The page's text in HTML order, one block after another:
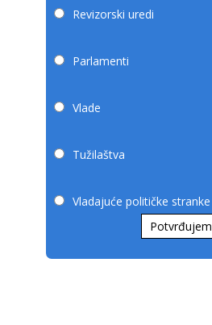
Revizorski uredi
Parlamenti
Vlade
Tužilaštva
Vladajuće političke stranke
Potvrđujem